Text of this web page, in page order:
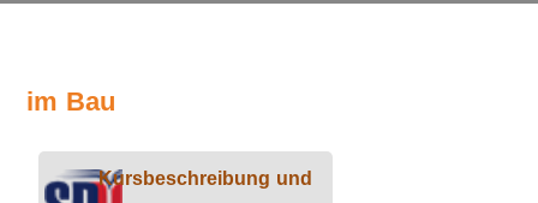
im Bau
Kursbeschreibung und